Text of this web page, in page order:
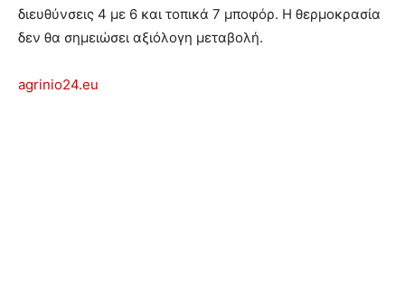
διευθύνσεις 4 με 6 και τοπικά 7 μποφόρ. Η θερμοκρασία
δεν θα σημειώσει αξιόλογη μεταβολή.
agrinio24.eu